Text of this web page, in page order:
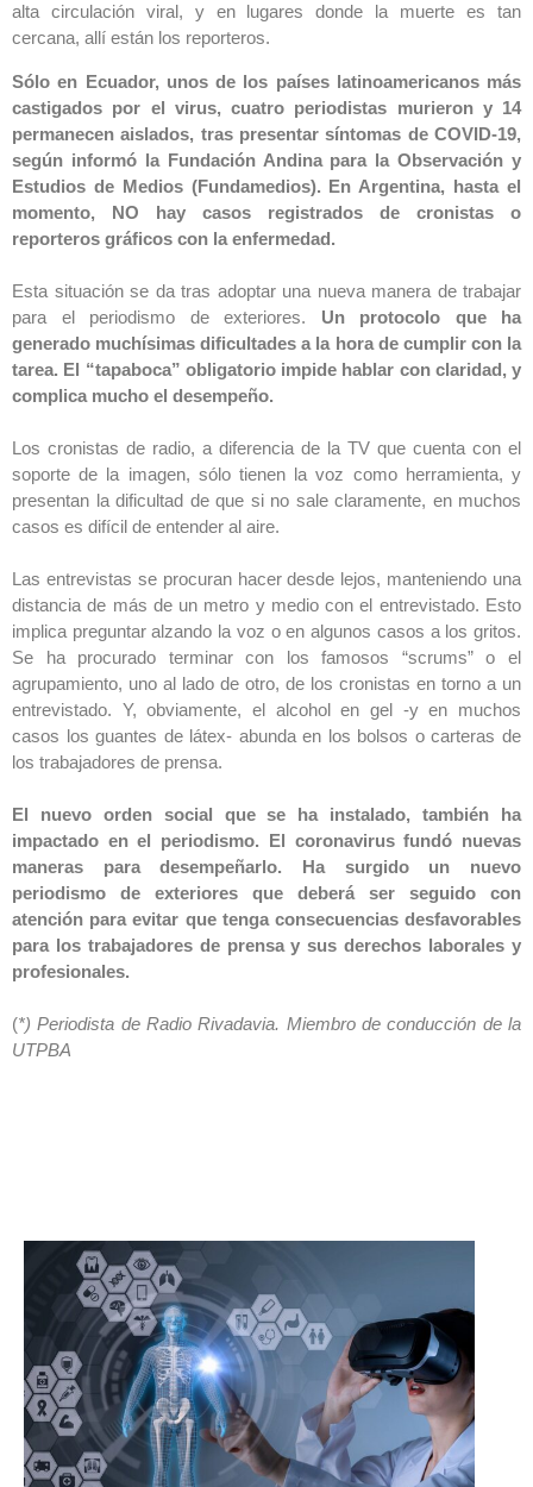
alta circulación viral, y en lugares donde la muerte es tan
cercana, allí están los reporteros.
Sólo en Ecuador, unos de los países latinoamericanos más
castigados por el virus, cuatro periodistas murieron y 14
permanecen aislados, tras presentar síntomas de COVID-19,
según informó la Fundación Andina para la Observación y
Estudios de Medios (Fundamedios). En Argentina, hasta el
momento, NO hay casos registrados de cronistas o
reporteros gráficos con la enfermedad.
Esta situación se da tras adoptar una nueva manera de trabajar
para el periodismo de exteriores. Un protocolo que ha
generado muchísimas dificultades a la hora de cumplir con la
tarea. El “tapaboca” obligatorio impide hablar con claridad, y
complica mucho el desempeño.
Los cronistas de radio, a diferencia de la TV que cuenta con el
soporte de la imagen, sólo tienen la voz como herramienta, y
presentan la dificultad de que si no sale claramente, en muchos
casos es difícil de entender al aire.
Las entrevistas se procuran hacer desde lejos, manteniendo una
distancia de más de un metro y medio con el entrevistado. Esto
implica preguntar alzando la voz o en algunos casos a los gritos.
Se ha procurado terminar con los famosos “scrums” o el
agrupamiento, uno al lado de otro, de los cronistas en torno a un
entrevistado. Y, obviamente, el alcohol en gel -y en muchos
casos los guantes de látex- abunda en los bolsos o carteras de
los trabajadores de prensa.
El nuevo orden social que se ha instalado, también ha
impactado en el periodismo. El coronavirus fundó nuevas
maneras para desempeñarlo. Ha surgido un nuevo
periodismo de exteriores que deberá ser seguido con
atención para evitar que tenga consecuencias desfavorables
para los trabajadores de prensa y sus derechos laborales y
profesionales.
(*) Periodista de Radio Rivadavia. Miembro de conducción de la
UTPBA